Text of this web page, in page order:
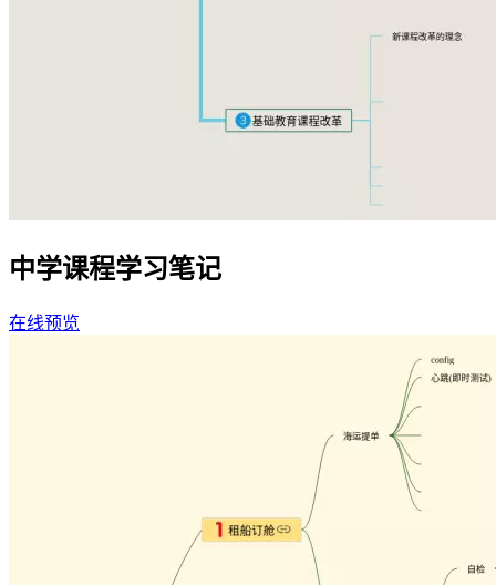
中学课程学习笔记
在线预览